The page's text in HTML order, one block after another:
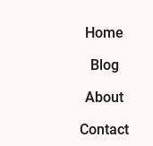
Home
Blog
About
Contact